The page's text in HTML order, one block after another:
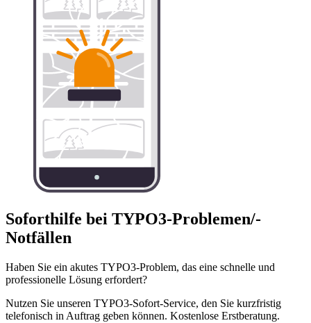
Soforthilfe bei TYPO3-Problemen/-
Notfällen
Haben Sie ein akutes TYPO3-Problem, das eine schnelle und
professionelle Lösung erfordert?
Nutzen Sie unseren TYPO3-Sofort-Service, den Sie kurzfristig
telefonisch in Auftrag geben können. Kostenlose Erstberatung.